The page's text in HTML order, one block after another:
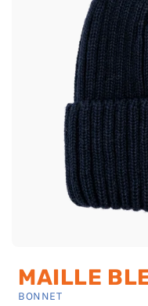
média
dans
BONNET
MAILLE